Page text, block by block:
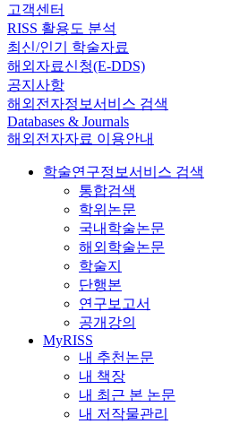
고객센터
RISS 활용도 분석
최신/인기 학술자료
해외자료신청(E-DDS)
공지사항
해외전자정보서비스 검색
Databases & Journals
해외전자자료 이용안내
학술연구정보서비스 검색
통합검색
학위논문
국내학술논문
해외학술논문
학술지
단행본
연구보고서
공개강의
MyRISS
내 추천논문
내 책장
내 최근 본 논문
내 저작물관리